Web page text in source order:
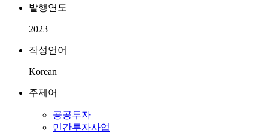
발행연도
2023
작성언어
Korean
주제어
공공투자
민간투자사업